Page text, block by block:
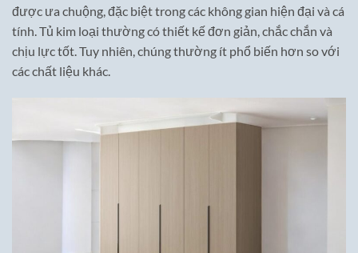
được ưa chuộng, đặc biệt trong các không gian hiện đại và cá
tính. Tủ kim loại thường có thiết kế đơn giản, chắc chắn và
chịu lực tốt. Tuy nhiên, chúng thường ít phổ biến hơn so với
các chất liệu khác.